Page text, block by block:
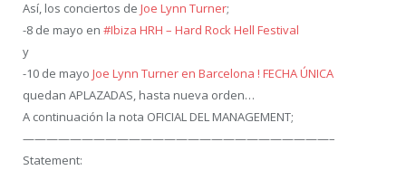
Así, los conciertos de Joe Lynn Turner;
-8 de mayo en #Ibiza HRH – Hard Rock Hell Festival
y
-10 de mayo Joe Lynn Turner en Barcelona ! FECHA ÚNICA
quedan APLAZADAS, hasta nueva orden…
A continuación la nota OFICIAL DEL MANAGEMENT;
——————————————————————————–
Statement: